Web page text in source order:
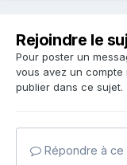
Rejoindre le
Pour poster un
vous avez un compte
publier dans ce sujet.
Répondre à ce